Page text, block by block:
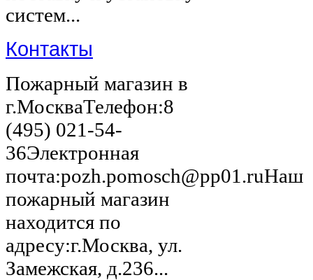
систем...
Контакты
Пожарный магазин в
г.МоскваТелефон:8
(495) 021-54-
36Электронная
почта:pozh.pomosch@pp01.ruНаш
пожарный магазин
находится по
адресу:г.Москва, ул.
Замежская, д.236...